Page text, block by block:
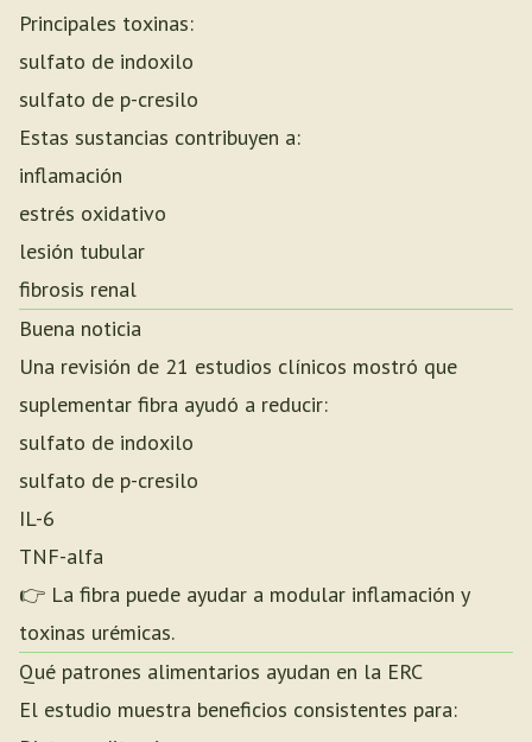
Principales toxinas:
sulfato de indoxilo
sulfato de p-cresilo
Estas sustancias contribuyen a:
inflamación
estrés oxidativo
lesión tubular
fibrosis renal
Buena noticia
Una revisión de 21 estudios clínicos mostró que
suplementar fibra ayudó a reducir:
sulfato de indoxilo
sulfato de p-cresilo
IL-6
TNF-alfa
👉 La fibra puede ayudar a modular inflamación y
toxinas urémicas.
Qué patrones alimentarios ayudan en la ERC
El estudio muestra beneficios consistentes para: